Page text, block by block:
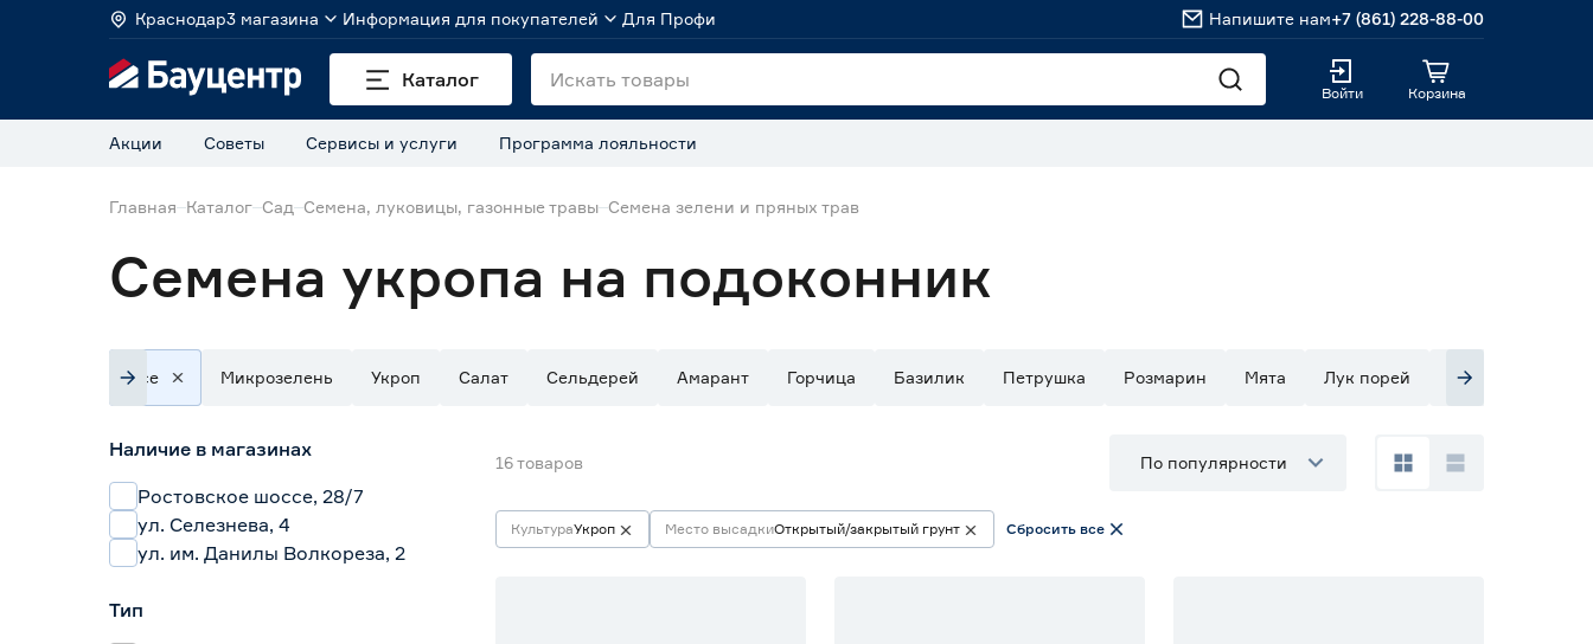
Краснодар3 магазина Информация для покупателей Для Профи Напишите нам+7 (861) 228-88-00
Каталог
Войти Корзина
Акции Советы Сервисы и услуги Программа лояльности
Главная Каталог Сад Семена, луковицы, газонные травы Семена зелени и пряных трав
Семена укропа на подоконник
Все Микрозелень Укроп Салат Сельдерей Амарант Горчица Базилик Петрушка Розмарин Мята Лук порей Кориандр
Наличие в магазинах
Ростовское шоссе, 28/7
ул. Селезнева, 4
ул. им. Данилы Волкореза, 2
Тип
16товаров По популярности
КультураУкроп Место высадкиОткрытый/закрытый грунт Сбросить все